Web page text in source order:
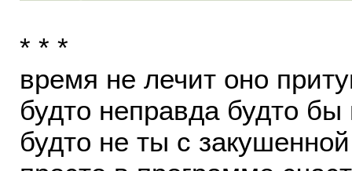
* * *
время не лечит оно
будто неправда будто бы
будто не ты с